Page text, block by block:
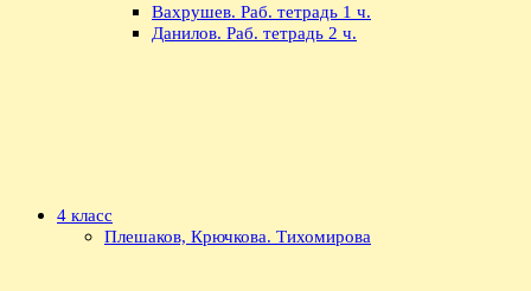
Вахрушев. Раб. тетрадь 1 ч.
Данилов. Раб. тетрадь 2 ч.
4 класс
Плешаков, Крючкова. Тихомирова